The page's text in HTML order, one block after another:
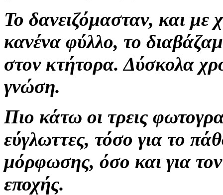
Το δανειζόμασταν, και με
κανένα φύλλο, το
στον κτήτορα. Δύσκολα
γνώση.
Πιο κάτω οι τρεις
εύγλωττες, τόσο για το
μόρφωσης, όσο και για
εποχής.